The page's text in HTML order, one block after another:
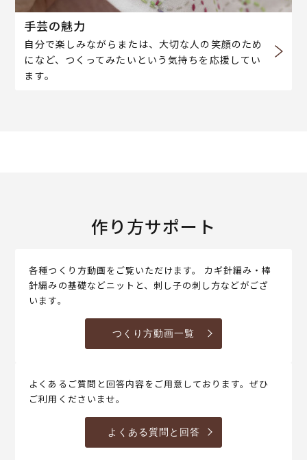
手芸の魅力
自分で楽しみながらまたは、大切な人の笑顔のため
になど、つくってみたいという気持ちを応援してい
ます。
作り方サポート
各種つくり方動画をご覧いただけます。 カギ針編み・棒
針編みの基礎などニットと、刺し子の刺し方などがござ
います。
つくり方動画一覧
よくあるご質問と回答内容をご用意しております。ぜひ
ご利用くださいませ。
よくある質問と回答